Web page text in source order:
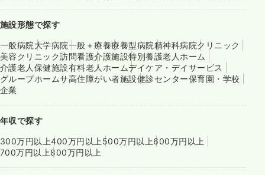
施設形態で探す
一般病院大学病院一般＋療養療養型病院精神科病院クリニック
美容クリニック訪問看護介護施設特別養護老人ホーム
介護老人保健施設有料老人ホームデイケア・デイサービス
グループホームサ高住障がい者施設健診センター保育園・学校
企業
年収で探す
300万円以上400万円以上 500万円以上600万円以上
700万円以上800万円以上